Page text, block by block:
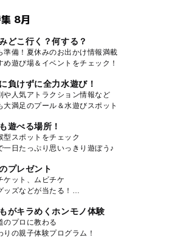
8月
どこ行く？何する？
準備！夏休みのお出かけ情報満載
め遊び場＆イベントをチェック！
負けずに全力水遊び！
や人気アトラクション情報など
大満足のプール＆水遊びスポット
遊べる場所！
型スポットをチェック
一日たっぷり思いっきり遊ぼう♪
プレゼント
ケット、ムビチケ
ッズなどが当たる！
がキラめくホンモノ体験
のプロに教わる
りの親子体験プログラム！